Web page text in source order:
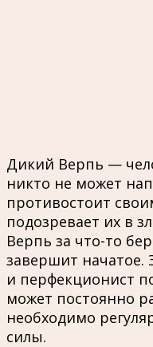
Дикий Верпь —
никто не может
противостоит
подозревает их в
Верпь за что-то
завершит начатое.
и перфекционист
может постоянно
необходимо
силы.